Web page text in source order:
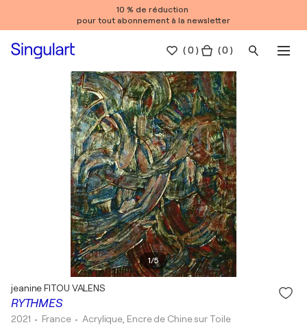
10 % de réduction
pour tout abonnement à la newsletter
(0 ) ( 0 )
1/5
RYTHMES
jeanine FITOU VALENS
2021 • France •Acrylique, Encre de Chine sur Toile